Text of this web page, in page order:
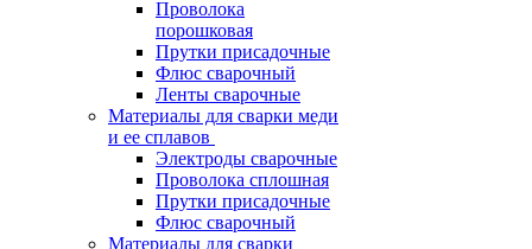
Проволока
порошковая
Прутки присадочные
Флюс сварочный
Ленты сварочные
Материалы для сварки меди
и ее сплавов
Электроды сварочные
Проволока сплошная
Прутки присадочные
Флюс сварочный
Материалы для сварки